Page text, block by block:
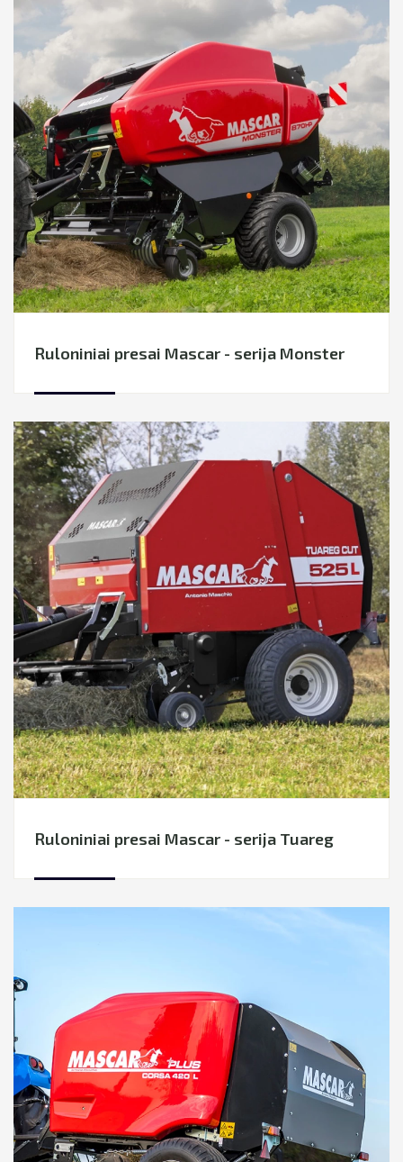
Ruloniniai presai Mascar - serija Monster
Ruloniniai presai Mascar - serija Tuareg